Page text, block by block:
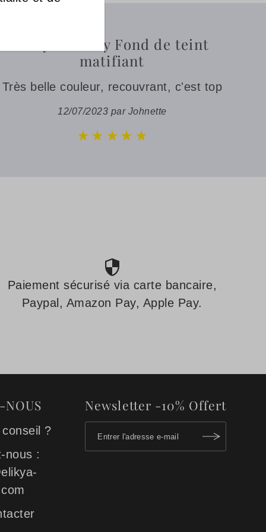
Elikya Beauty Fond de teint
matifiant
Très belle couleur, recouvrant, c'est top
12/07/2023 par Johnette
Paiement sécurisé via carte bancaire,
Paypal, Amazon Pay, Apple Pay.
NOUS
?
nous :
Newsletter -10% Offert